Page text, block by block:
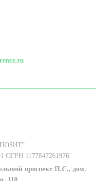
ОГРН 1177847261976
проспект П.С., дом.